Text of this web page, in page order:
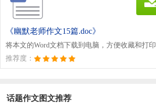
《幽默老师作文15篇.doc》
将本文的Word文档下载到电脑，方便收藏和打印
推荐度：
话题作文图文推荐